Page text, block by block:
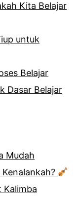
Kita Belajar
untuk
Belajar
Dasar Belajar
Mudah
Kalimba